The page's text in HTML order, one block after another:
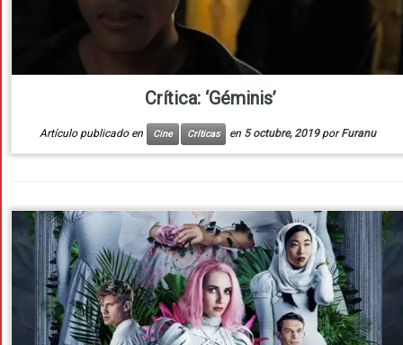
Crítica: ‘Géminis’
Artículo publicado en Cine Críticas en 5 octubre, 2019 porFuranu